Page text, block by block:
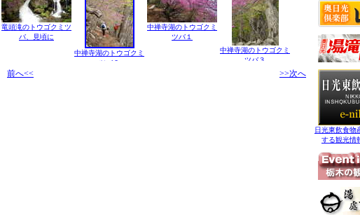
竜頭滝のトウゴクミツ
バ、見頃に
中禅寺湖のトウゴクミ
ツバ２
中禅寺湖のトウゴクミ
ツバ１
中禅寺湖のトウゴクミ
ツバ３
前へ<< >>次へ
日光東飲食物
する観光情